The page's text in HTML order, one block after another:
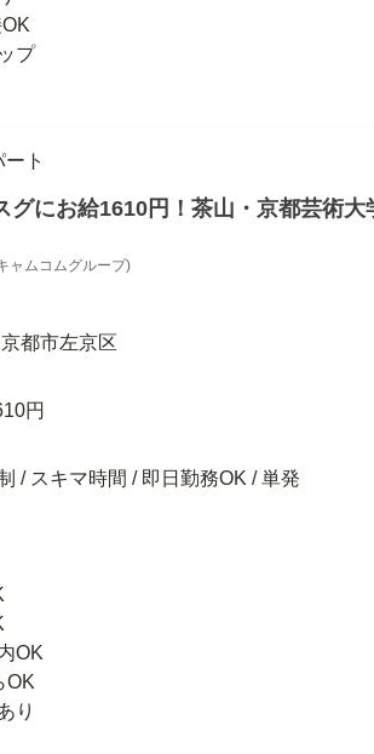
プ
ト
グにお給1610円！茶山・京都芸術大
ャムコムグループ)
都市左京区
円
/ スキマ時間 / 即日勤務OK / 単発
OK
OK
り